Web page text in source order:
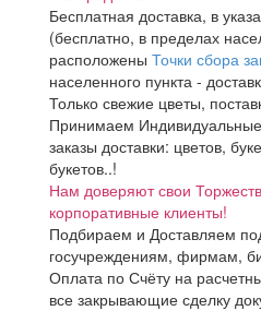
Бесплатная доставка, в
(бесплатно, в пределах
расположены Точки сбора
населенного пункта -
Только свежие цветы,
Принимаем
заказы доставки: цветов,
букетов..!
Нам доверяют свои
корпоративные клиенты!
Подбираем и Доставляем
госучреждениям, фирмам,
Оплата по Счёту на
все закрывающие сделку